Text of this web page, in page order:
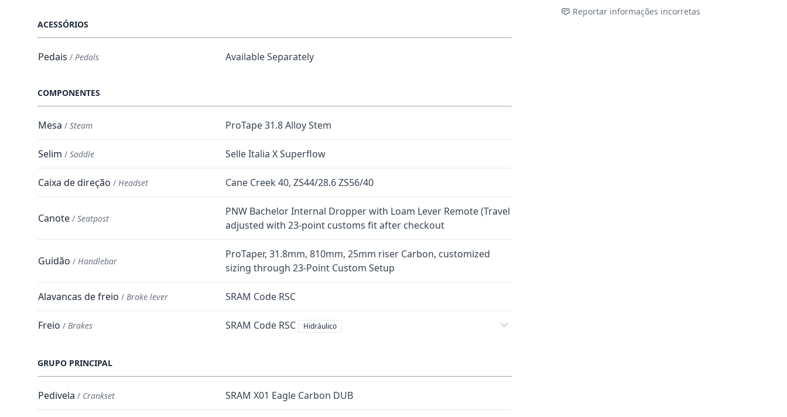
ACESSÓRIOS
Pedais / Pedals Available Separately
COMPONENTES
Mesa / Steam ProTape 31.8 Alloy Stem
Selim / Saddle Selle Italia X Superflow
Caixa de direção / Headset Cane Creek 40, ZS44/28.6 ZS56/40
Canote / Seatpost
PNW Bachelor Internal Dropper with Loam Lever Remote (Travel
adjusted with 23-point customs fit after checkout
Guidão / Handlebar
ProTaper, 31.8mm, 810mm, 25mm riser Carbon, customized
sizing through 23-Point Custom Setup
Alavancas de freio / Brake lever SRAM Code RSC
Freio / Brakes SRAM Code RSC Hidráulico
GRUPO PRINCIPAL
Pedivela / Crankset SRAM X01 Eagle Carbon DUB
Reportar informações incorretas